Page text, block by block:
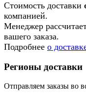
Стоимость доставки
компанией.
Менеджер
вашего заказа.
Подробнее о
Регионы доставки
Отправляем заказы во